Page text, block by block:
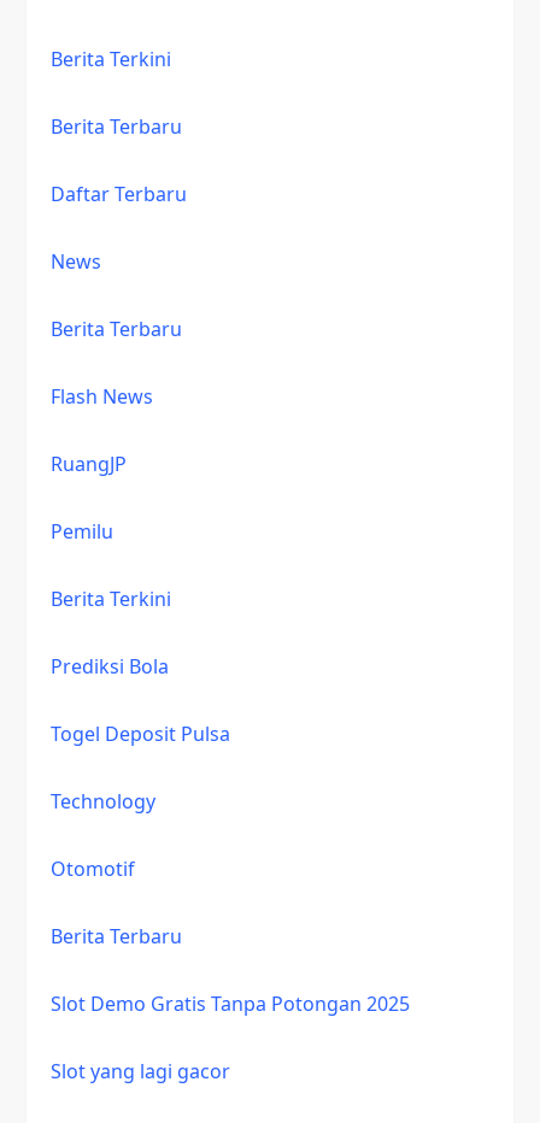
Berita Terkini
Berita Terbaru
Daftar Terbaru
News
Berita Terbaru
Flash News
RuangJP
Pemilu
Berita Terkini
Prediksi Bola
Togel Deposit Pulsa
Technology
Otomotif
Berita Terbaru
Slot Demo Gratis Tanpa Potongan 2025
Slot yang lagi gacor